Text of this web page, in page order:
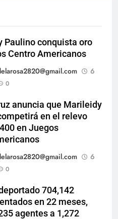
Paulino conquista oro
Centro Americanos
6
0
anuncia que Marileidy
en el relevo
en Juegos
6
0
704,142
en 22 meses,
agentes a 1,272